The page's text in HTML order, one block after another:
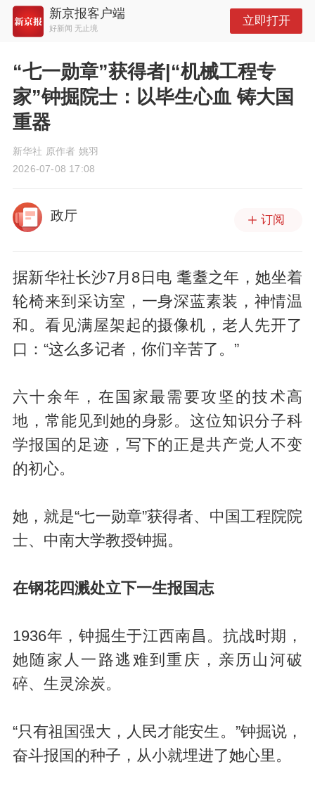
新京报客户端
好新闻 无止境
立即打开
“七一勋章”获得者|“机械工程专
家”钟掘院士：以毕生心血 铸大国
重器
新华社 原作者 姚羽
2026-07-08 17:08
政厅 订阅
据新华社长沙7月8日电 耄耋之年，她坐着
轮椅来到采访室，一身深蓝素装，神情温
和。看见满屋架起的摄像机，老人先开了
口：“这么多记者，你们辛苦了。”
六十余年，在国家最需要攻坚的技术高
地，常能见到她的身影。这位知识分子科
学报国的足迹，写下的正是共产党人不变
的初心。
她，就是“七一勋章”获得者、中国工程院院
士、中南大学教授钟掘。
在钢花四溅处立下一生报国志
1936年，钟掘生于江西南昌。抗战时期，
她随家人一路逃难到重庆，亲历山河破
碎、生灵涂炭。
“只有祖国强大，人民才能安生。”钟掘说，
奋斗报国的种子，从小就埋进了她心里。